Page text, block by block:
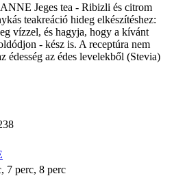
Jeges tea - Ribizli és citrom
teakreáció hideg elkészítéshez:
vízzel, és hagyja, hogy a kívánt
- kész is. A receptúra nem
édesség az édes levelekből (Stevia)
7 perc, 8 perc